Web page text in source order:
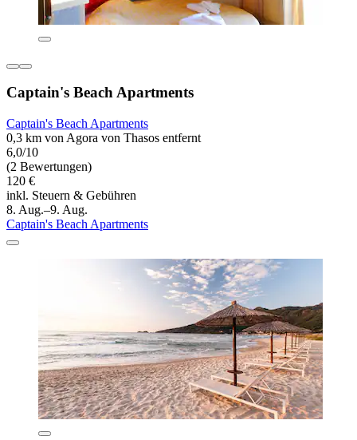
Captain's Beach Apartments
Captain's Beach Apartments
0,3 km von Agora von Thasos entfernt
6,0/10
(2 Bewertungen)
120 €
inkl. Steuern & Gebühren
8. Aug.–9. Aug.
Captain's Beach Apartments